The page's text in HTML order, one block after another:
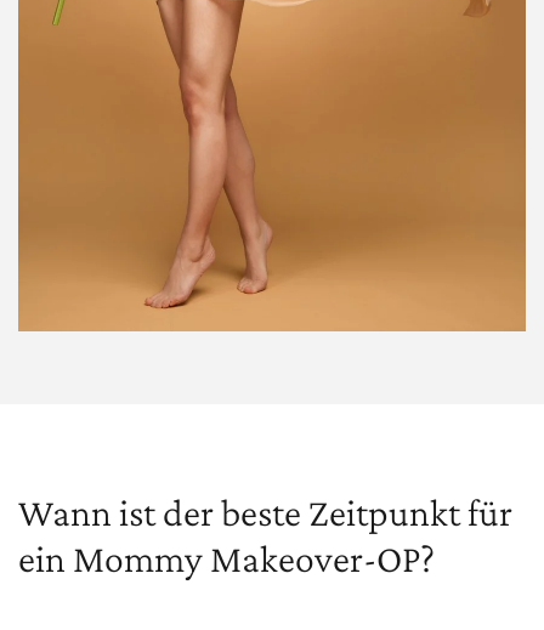
Wann ist der beste Zeitpunkt für
ein Mommy Makeover-OP?